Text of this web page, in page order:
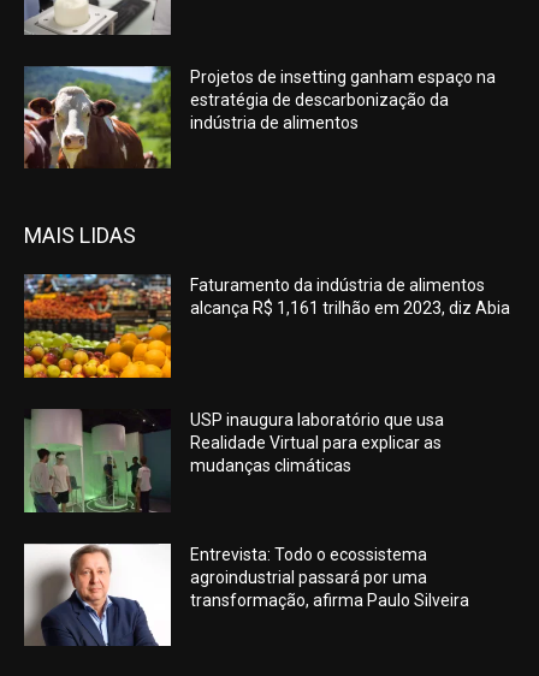
Projetos de insetting ganham espaço na
estratégia de descarbonização da
indústria de alimentos
MAIS LIDAS
Faturamento da indústria de alimentos
alcança R$ 1,161 trilhão em 2023, diz Abia
USP inaugura laboratório que usa
Realidade Virtual para explicar as
mudanças climáticas
Entrevista: Todo o ecossistema
agroindustrial passará por uma
transformação, afirma Paulo Silveira